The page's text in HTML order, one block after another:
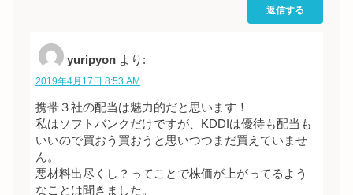
返信する
yuripyon より:
2019年4月17日 8:53 AM
携帯３社の配当は魅力的だと思います！
私はソフトバンクだけですが、KDDIは優待も配当も
いいので買おう買おうと思いつつまだ買えていませ
ん。
悪材料出尽くし？ってことで株価が上がってるよう
なことは聞きました。